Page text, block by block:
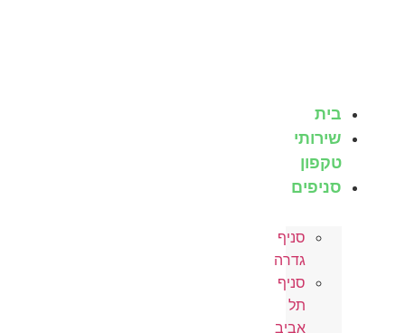
בית
שירותי
טקפון
סניפים
סניף
גדרה
סניף
תל
אביב